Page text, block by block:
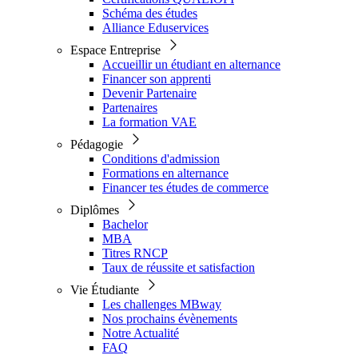
Schéma des études
Alliance Eduservices
Espace Entreprise
Accueillir un étudiant en alternance
Financer son apprenti
Devenir Partenaire
Partenaires
La formation VAE
Pédagogie
Conditions d'admission
Formations en alternance
Financer tes études de commerce
Diplômes
Bachelor
MBA
Titres RNCP
Taux de réussite et satisfaction
Vie Étudiante
Les challenges MBway
Nos prochains évènements
Notre Actualité
FAQ